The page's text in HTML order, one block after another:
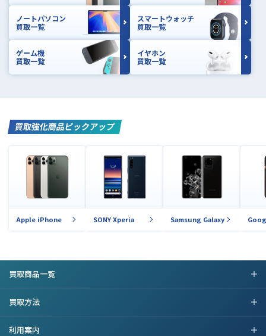
ノートパソコン
買取一覧
スマートウォッチ
買取一覧
ゲーム機
買取一覧
イヤホン
買取一覧
買取強化商品ピックアップ
Apple iPhone SONY Xperia Samsung Galaxy
買取商品一覧
買取方法
利用案内